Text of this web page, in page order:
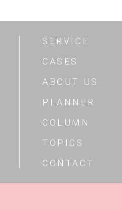
SERVICE
CASES
ABOUT US
PLANNER
COLUMN
TOPICS
CONTACT